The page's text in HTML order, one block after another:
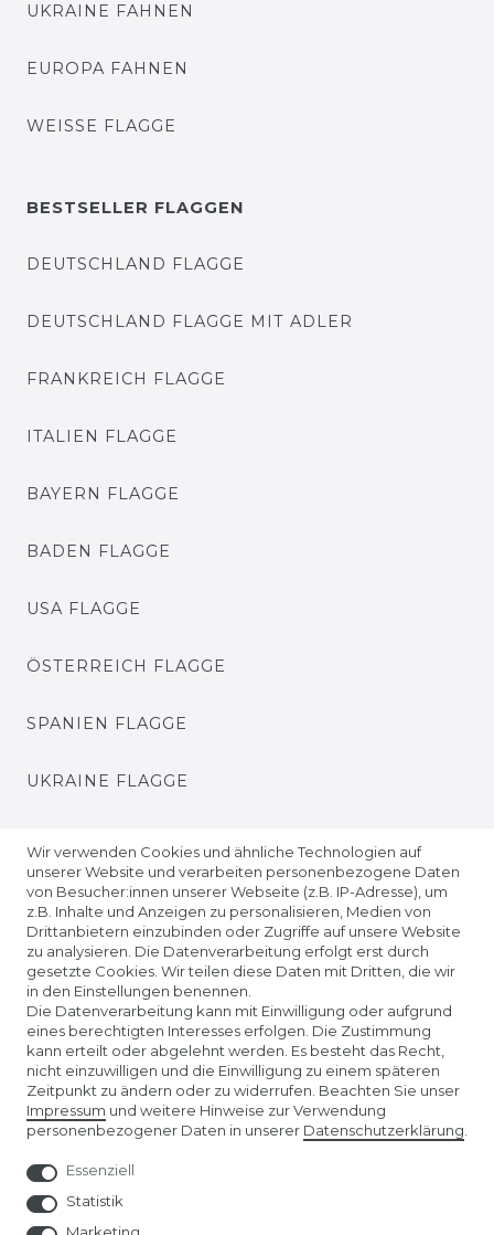
UKRAINE FAHNEN
EUROPA FAHNEN
WEISSE FLAGGE
BESTSELLER FLAGGEN
DEUTSCHLAND FLAGGE
DEUTSCHLAND FLAGGE MIT ADLER
FRANKREICH FLAGGE
ITALIEN FLAGGE
BAYERN FLAGGE
BADEN FLAGGE
USA FLAGGE
ÖSTERREICH FLAGGE
SPANIEN FLAGGE
UKRAINE FLAGGE
Unser Affiliate-Programm bei ADCELL
Wir verwenden Cookies und ähnliche Technologien auf
unserer Website und verarbeiten personenbezogene Daten
von Besucher:innen unserer Webseite (z.B. IP-Adresse), um
z.B. Inhalte und Anzeigen zu personalisieren, Medien von
Drittanbietern einzubinden oder Zugriffe auf unsere Website
zu analysieren. Die Datenverarbeitung erfolgt erst durch
gesetzte Cookies. Wir teilen diese Daten mit Dritten, die wir
in den Einstellungen benennen.
Die Datenverarbeitung kann mit Einwilligung oder aufgrund
eines berechtigten Interesses erfolgen. Die Zustimmung
kann erteilt oder abgelehnt werden. Es besteht das Recht,
nicht einzuwilligen und die Einwilligung zu einem späteren
Zeitpunkt zu ändern oder zu widerrufen. Beachten Sie unser
Impressum und weitere Hinweise zur Verwendung
personenbezogener Daten in unserer Daten­schutz­erklärung
Essenziell
Statistik